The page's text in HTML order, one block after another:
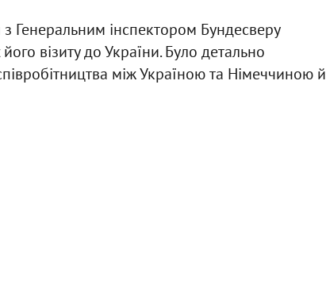
з Генеральним інспектором Бундесверу
візиту до України. Було детально
між Україною та Німеччиною й